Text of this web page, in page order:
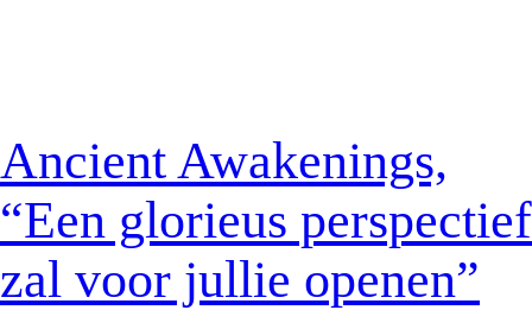
Ancient Awakenings,
“Een glorieus perspectief
zal voor jullie openen”